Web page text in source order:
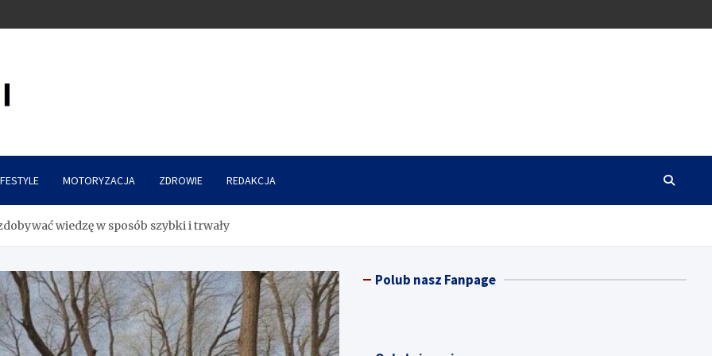
MOTORYZACJA ZDROWIE REDAKCJA
wiedzę w sposób szybki i trwały
Polub nasz Fanpage